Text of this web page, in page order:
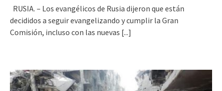
RUSIA. – Los evangélicos de Rusia dijeron que están
decididos a seguir evangelizando y cumplir la Gran
Comisión, incluso con las nuevas [...]